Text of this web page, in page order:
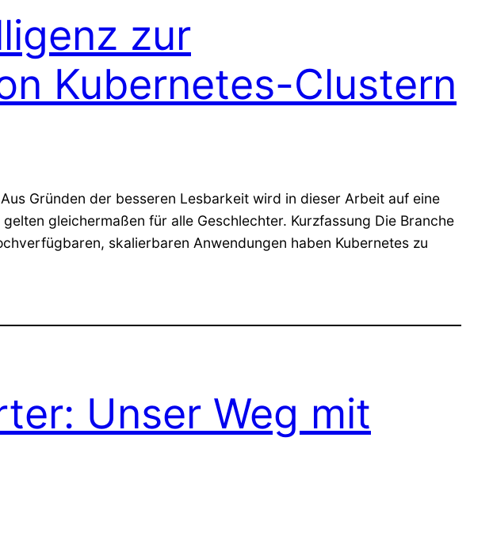
zur
Kubernetes-Clustern
Gründen der besseren Lesbarkeit wird in dieser Arbeit auf eine
gleichermaßen für alle Geschlechter. Kurzfassung Die Branche
skalierbaren Anwendungen haben Kubernetes zu
Unser Weg mit